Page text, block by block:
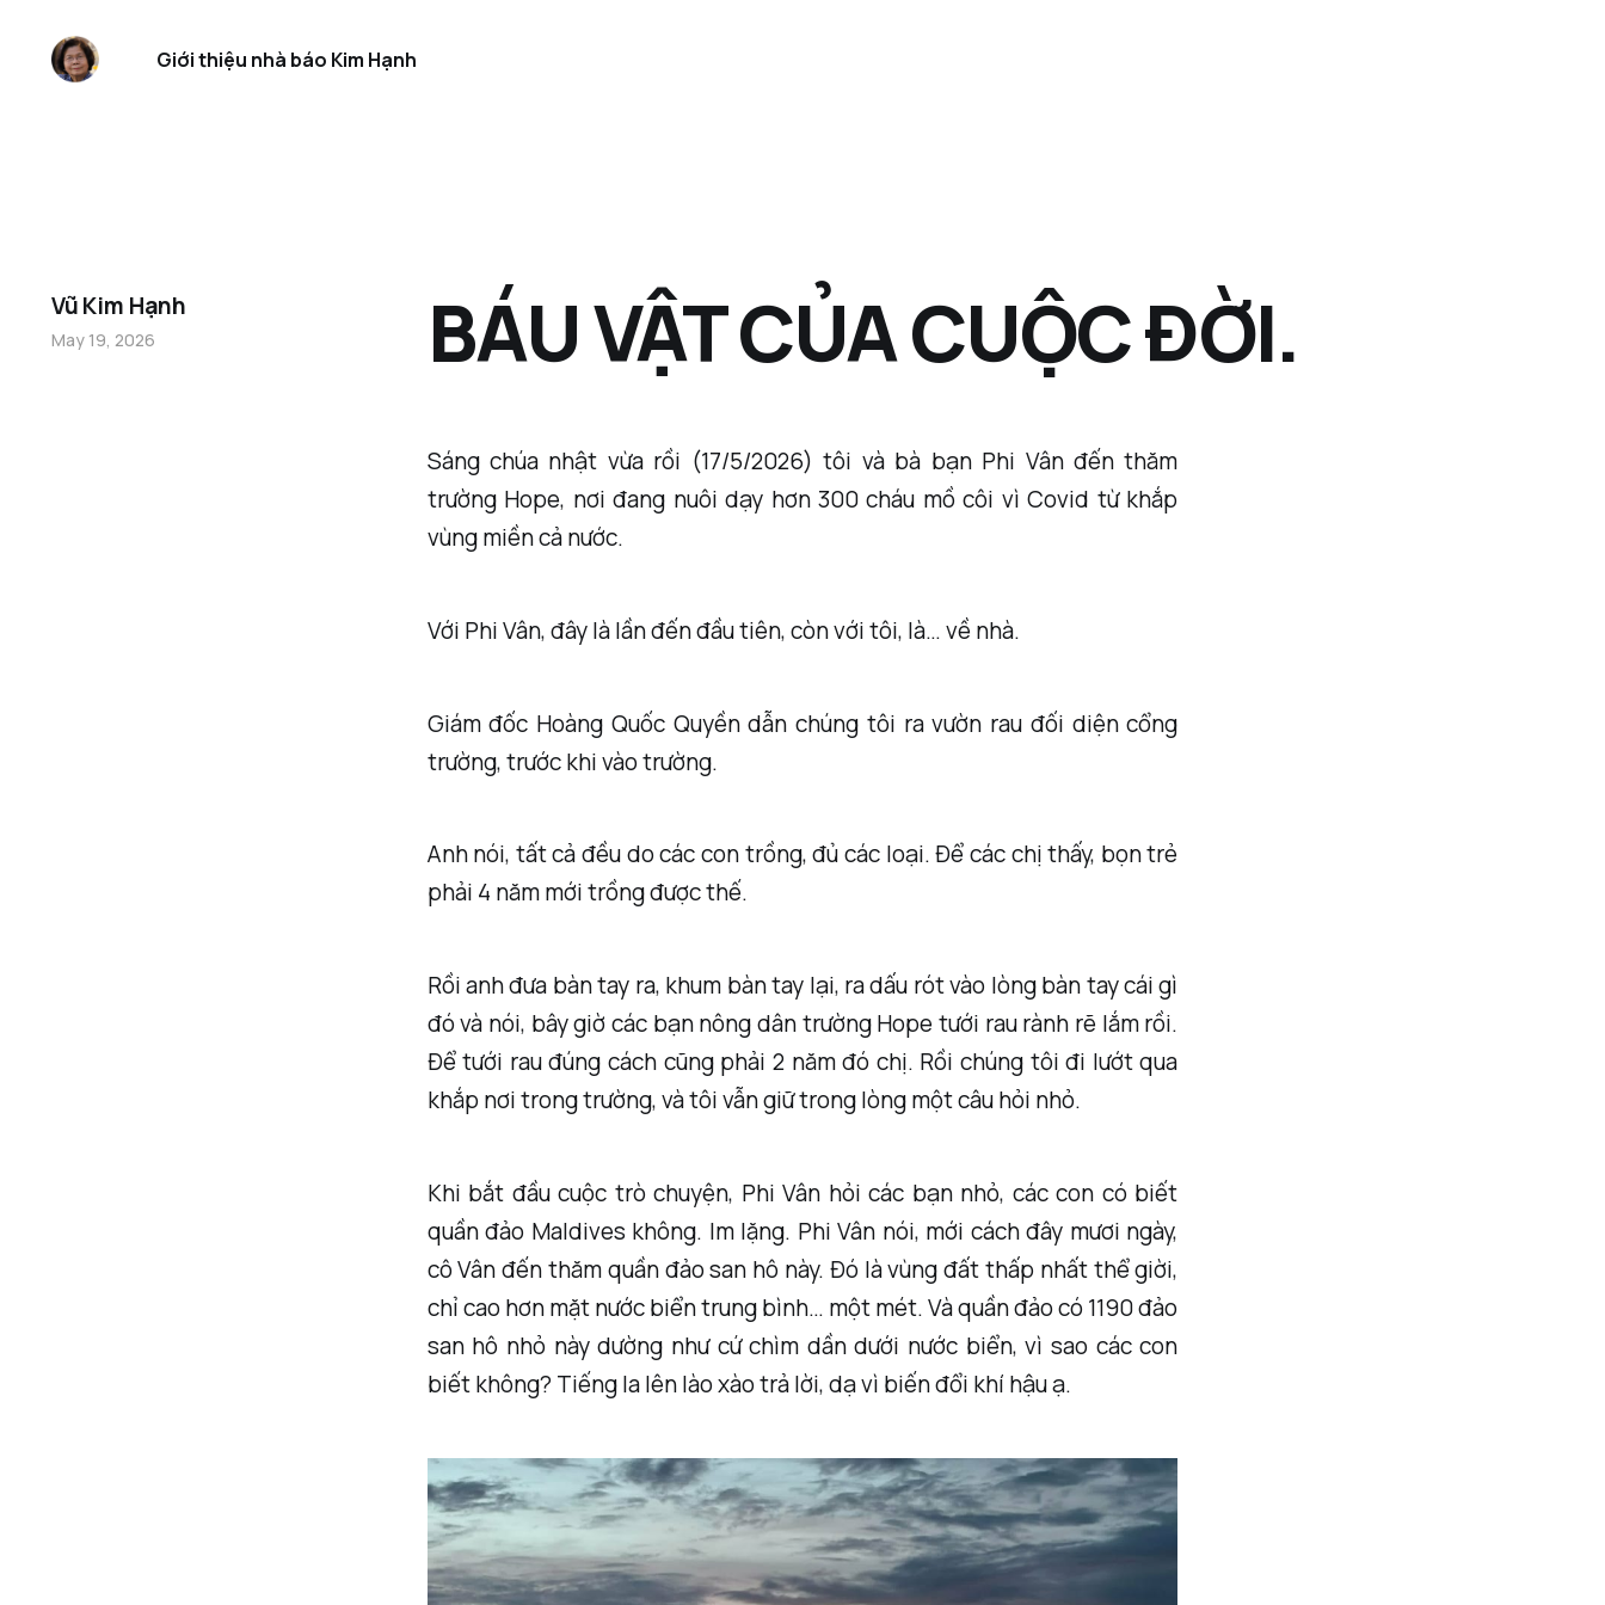
Giới thiệu nhà báo Kim Hạnh
Sáng chúa nhật vừa rồi (17/5/2026) tôi và bà bạn Phi Vân đến thăm
trường Hope, nơi đang nuôi dạy hơn 300 cháu mồ côi vì Covid từ khắp
vùng miền cả nước.
Với Phi Vân, đây là lần đến đầu tiên, còn với tôi, là… về nhà.
Giám đốc Hoàng Quốc Quyền dẫn chúng tôi ra vườn rau đối diện cổng
trường, trước khi vào trường.
Anh nói, tất cả đều do các con trồng, đủ các loại. Để các chị thấy, bọn trẻ
phải 4 năm mới trồng được thế.
Rồi anh đưa bàn tay ra, khum bàn tay lại, ra dấu rót vào lòng bàn tay cái gì
đó và nói, bây giờ các bạn nông dân trường Hope tưới rau rành rẽ lắm rồi.
Để tưới rau đúng cách cũng phải 2 năm đó chị. Rồi chúng tôi đi lướt qua
khắp nơi trong trường, và tôi vẫn giữ trong lòng một câu hỏi nhỏ.
Khi bắt đầu cuộc trò chuyện, Phi Vân hỏi các bạn nhỏ, các con có biết
quần đảo Maldives không. Im lặng. Phi Vân nói, mới cách đây mươi ngày,
cô Vân đến thăm quần đảo san hô này. Đó là vùng đất thấp nhất thể giời,
chỉ cao hơn mặt nước biển trung bình… một mét. Và quần đảo có 1190 đảo
san hô nhỏ này dường như cứ chìm dần dưới nước biển, vì sao các con
biết không? Tiếng la lên lào xào trả lời, dạ vì biến đổi khí hậu ạ.
BÁU VẬT CỦA CUỘC ĐỜI.
Vũ Kim Hạnh
May 19, 2026